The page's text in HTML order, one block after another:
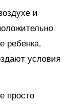
и
ребенка,
условия
просто